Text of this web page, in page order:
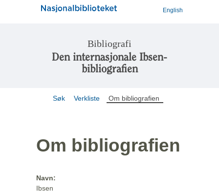
English
Bibliografi
Den internasjonale Ibsen-
bibliografien
Søk Verkliste Om bibliografien
Om bibliografien
Navn:
Ibsen